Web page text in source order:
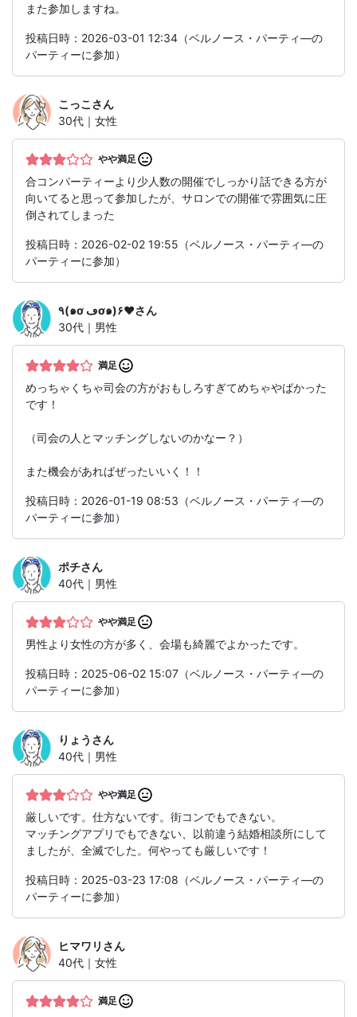
また参加しますね。
投稿日時：2026-03-01 12:34（ベルノース・パーティ―の
パーティーに参加）
こっこ さん
30代｜女性
やや満足
合コンパーティーより少人数の開催でしっかり話できる方が
向いてると思って参加したが、サロンでの開催で雰囲気に圧
倒されてしまった
投稿日時：2026-02-02 19:55（ベルノース・パーティ―の
パーティーに参加）
٩(๑ơ ڡơ๑)۶♥さん
30代｜男性
満足
めっちゃくちゃ司会の方がおもしろすぎてめちゃやばかった
です！
（司会の人とマッチングしないのかなー？）
また機会があればぜったいいく！！
投稿日時：2026-01-19 08:53（ベルノース・パーティ―の
パーティーに参加）
ポチさん
40代｜男性
やや満足
男性より女性の方が多く、会場も綺麗でよかったです。
投稿日時：2025-06-02 15:07（ベルノース・パーティ―の
パーティーに参加）
りょう さん
40代｜男性
やや満足
厳しいです。仕方ないです。街コンでもできない。
マッチングアプリでもできない、以前違う結婚相談所にして
ましたが、全滅でした。何やっても厳しいです！
投稿日時：2025-03-23 17:08（ベルノース・パーティ―の
パーティーに参加）
ヒマワリ さん
40代｜女性
満足